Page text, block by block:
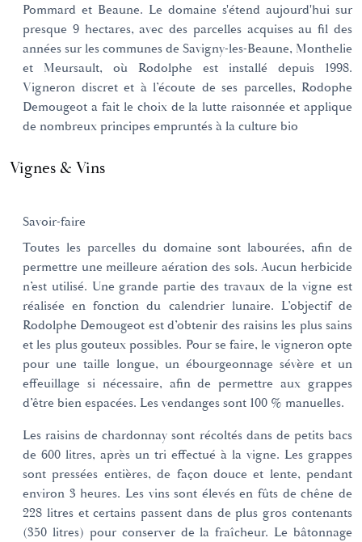
Pommard et Beaune. Le domaine s'étend aujourd'hui sur
presque 9 hectares, avec des parcelles acquises au fil des
années sur les communes de Savigny-les-Beaune, Monthelie
et Meursault, où Rodolphe est installé depuis 1998.
Vigneron discret et à l’écoute de ses parcelles, Rodophe
Demougeot a fait le choix de la lutte raisonnée et applique
de nombreux principes empruntés à la culture bio
Vignes & Vins
Savoir-faire
Toutes les parcelles du domaine sont labourées, afin de
permettre une meilleure aération des sols. Aucun herbicide
n’est utilisé. Une grande partie des travaux de la vigne est
réalisée en fonction du calendrier lunaire. L’objectif de
Rodolphe Demougeot est d’obtenir des raisins les plus sains
et les plus gouteux possibles. Pour se faire, le vigneron opte
pour une taille longue, un ébourgeonnage sévère et un
effeuillage si nécessaire, afin de permettre aux grappes
d’être bien espacées. Les vendanges sont 100 % manuelles.
Les raisins de chardonnay sont récoltés dans de petits bacs
de 600 litres, après un tri effectué à la vigne. Les grappes
sont pressées entières, de façon douce et lente, pendant
environ 3 heures. Les vins sont élevés en fûts de chêne de
228 litres et certains passent dans de plus gros contenants
(350 litres) pour conserver de la fraîcheur. Le bâtonnage